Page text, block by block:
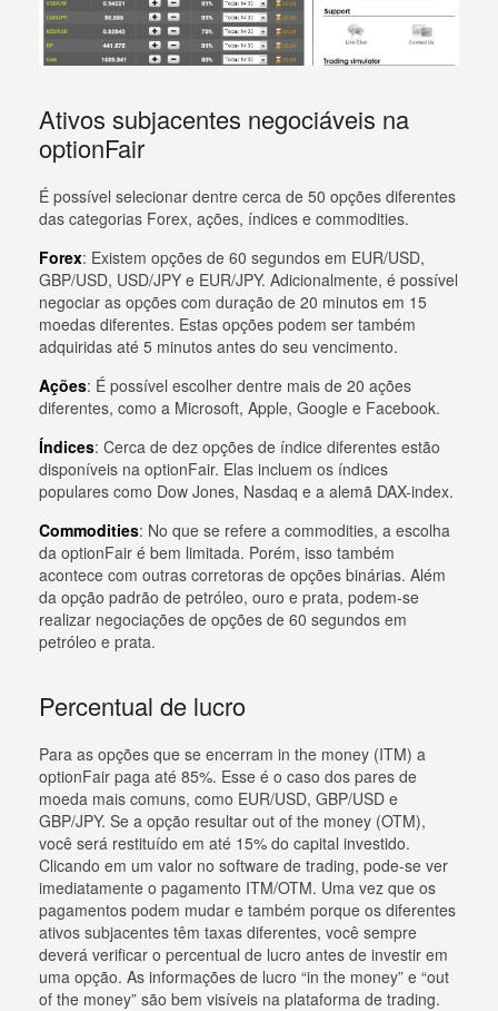
Ativos subjacentes negociáveis na
optionFair
É possível selecionar dentre cerca de 50 opções diferentes
das categorias Forex, ações, índices e commodities.
Forex: Existem opções de 60 segundos em EUR/USD,
GBP/USD, USD/JPY e EUR/JPY. Adicionalmente, é possível
negociar as opções com duração de 20 minutos em 15
moedas diferentes. Estas opções podem ser também
adquiridas até 5 minutos antes do seu vencimento.
Ações: É possível escolher dentre mais de 20 ações
diferentes, como a Microsoft, Apple, Google e Facebook.
Índices: Cerca de dez opções de índice diferentes estão
disponíveis na optionFair. Elas incluem os índices
populares como Dow Jones, Nasdaq e a alemã DAX-index.
Commodities: No que se refere a commodities, a escolha
da optionFair é bem limitada. Porém, isso também
acontece com outras corretoras de opções binárias. Além
da opção padrão de petróleo, ouro e prata, podem-se
realizar negociações de opções de 60 segundos em
petróleo e prata.
Percentual de lucro
Para as opções que se encerram in the money (ITM) a
optionFair paga até 85%. Esse é o caso dos pares de
moeda mais comuns, como EUR/USD, GBP/USD e
GBP/JPY. Se a opção resultar out of the money (OTM),
você será restituído em até 15% do capital investido.
Clicando em um valor no software de trading, pode-se ver
imediatamente o pagamento ITM/OTM. Uma vez que os
pagamentos podem mudar e também porque os diferentes
ativos subjacentes têm taxas diferentes, você sempre
deverá verificar o percentual de lucro antes de investir em
uma opção. As informações de lucro “in the money” e “out
of the money” são bem visíveis na plataforma de trading.